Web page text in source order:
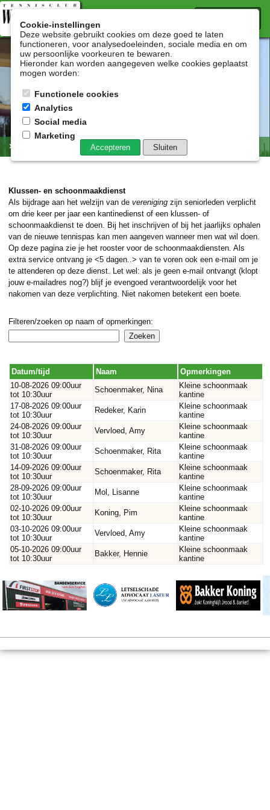
» Schoonmaakrooster
Klussen- en schoonmaakdienst
Als bijdrage aan het welzijn van de vereniging zijn seniorleden verplicht
om drie keer per jaar een kantinedienst of een klussen- of
schoonmaakdienst te doen. Bij het inschrijven of bij het jaarlijks ophalen
van de nieuwe tennispas kan men aangeven wanneer men wat wil doen.
Op deze pagina zie je het rooster voor de schoonmaakdiensten. Als
extra service ontvang je <5 dagen..> van te voren ook een e-mail om je
te attenderen op deze dienst. Let wel: als je geen e-mail ontvangt (klopt
jouw e-mailadres nog?) blijf je evengoed verantwoordelijk voor het
nakomen van deze verplichting. Niet nakomen betekent een boete.
Filteren/zoeken op naam of opmerkingen:
Datum/tijd Naam
Opmerkingen
10-08-2026 09:00uur
tot 10:30uur
Schoenmaker, Nina
Kleine schoonmaak
kantine
17-08-2026 09:00uur
tot 10:30uur
Redeker, Karin
Kleine schoonmaak
kantine
24-08-2026 09:00uur
tot 10:30uur
Vervloed, Amy
Kleine schoonmaak
kantine
31-08-2026 09:00uur
tot 10:30uur
Schoenmaker, Rita
Kleine schoonmaak
kantine
14-09-2026 09:00uur
tot 10:30uur
Schoenmaker, Rita
Kleine schoonmaak
kantine
28-09-2026 09:00uur
tot 10:30uur
Mol, Lisanne
Kleine schoonmaak
kantine
02-10-2026 09:00uur
tot 10:30uur
Koning, Pim
Kleine schoonmaak
kantine
03-10-2026 09:00uur
tot 10:30uur
Vervloed, Amy
Kleine schoonmaak
kantine
05-10-2026 09:00uur
tot 10:30uur
Bakker, Hennie
Kleine schoonmaak
kantine
Cookie-instellingen
Deze website gebruikt cookies om deze goed te laten
functioneren, voor analysedoeleinden, sociale media en om
uw persoonlijke voorkeuren te bewaren.
Hieronder kan worden aangegeven welke cookies geplaatst
mogen worden:
Functionele cookies
Analytics
Social media
Marketing
Accepteren Sluiten